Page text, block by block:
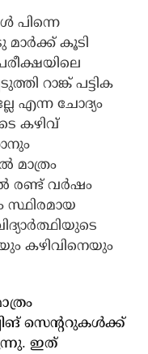
പിന്നെ
കൂടി
റാങ്ക് പട്ടിക
എന്ന ചോദ്യം
കഴിവ്
മാത്രം
രണ്ട് വർഷം
സ്ഥിരമായ
കഴിവിനെയും
സെന്ററുകൾക്ക്
ഇത്